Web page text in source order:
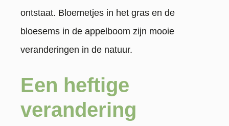
ontstaat. Bloemetjes in het gras en de
bloesems in de appelboom zijn mooie
veranderingen in de natuur.
Een heftige
verandering